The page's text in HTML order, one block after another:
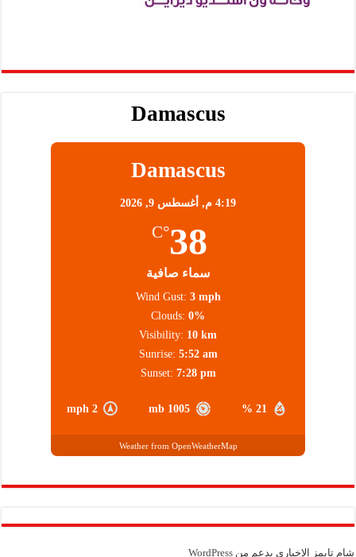
Damascus
Damascus
4:19 م, أغسطس 9, 2026
38
°C
سماء صافية
21 %
1005 mb
2 mph
Wind Gust: 3 mph
Clouds: 0%
Visibility: 10 km
Sunrise: 5:52 am
Sunset: 7:28 pm
Weather from OpenWeatherMap
شام تايمز الإخباري بدعم منWordPress